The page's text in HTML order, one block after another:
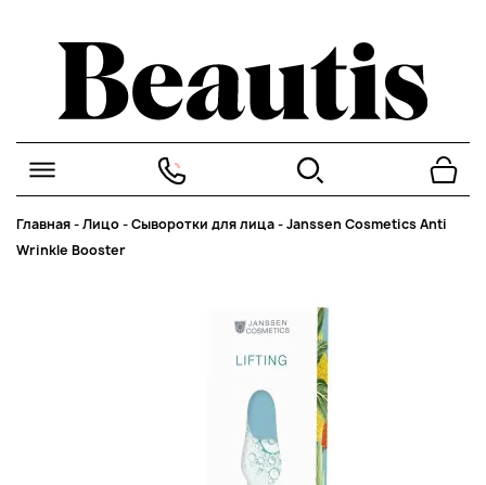
Главная-Лицо-Сыворотки для лица-Janssen Cosmetics Anti
Wrinkle Booster